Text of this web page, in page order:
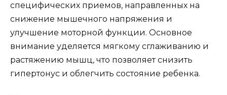
специфических приемов, направленных на
снижение мышечного напряжения и
улучшение моторной функции. Основное
внимание уделяется мягкому сглаживанию и
растяжению мышц, что позволяет снизить
гипертонус и облегчить состояние ребенка.